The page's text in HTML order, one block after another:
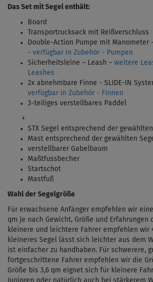
Das Set mit Segel enthält:
Board
Transportrucksack mit Reißverschluss
Double-Action Pumpe mit Manometer
- verfügbar in Zubehör - Pumpen
Sicherheitsleine – Leash – weitere
Leashes
2x abnehmbare Finne - SLIDE-IN
verfügbar in Zubehör - Finnen
3-teiliges verstellbares Paddel
+
STX Segel entsprechend der
Mast entsprechend der gewählten
verstellbarer Gabelbaum
Maßtfussbecher
Startschot
Mastfuß
Wahl der Segelgröße
Für erwachsene Anfänger empfehlen wir
qm je nach Gewicht, Größe und Erfahrungen
kleinere und leichtere Fahrer empfehlen wir
kleineres Segel lässt sich leichter aus dem
ist einfacher zu handhaben. Für schwerere,
fortgeschrittene Fahrer empfehlen wir die
Größe bis 3,6 qm eignet sich für kleinere
Junioren oder natürlich auch bei stärkerem